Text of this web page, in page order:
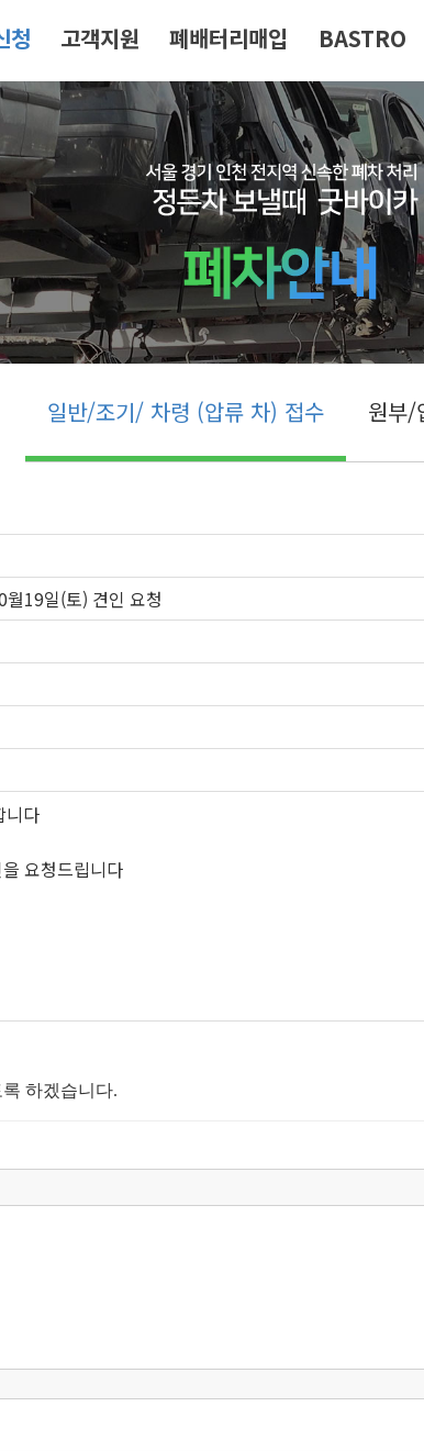
청 고객지원 폐배터리매입 BASTRO
일반/조기/ 차령 (압류 차) 접수 원부/
19일(토) 견인 요청
니다
요청드립니다
하겠습니다.